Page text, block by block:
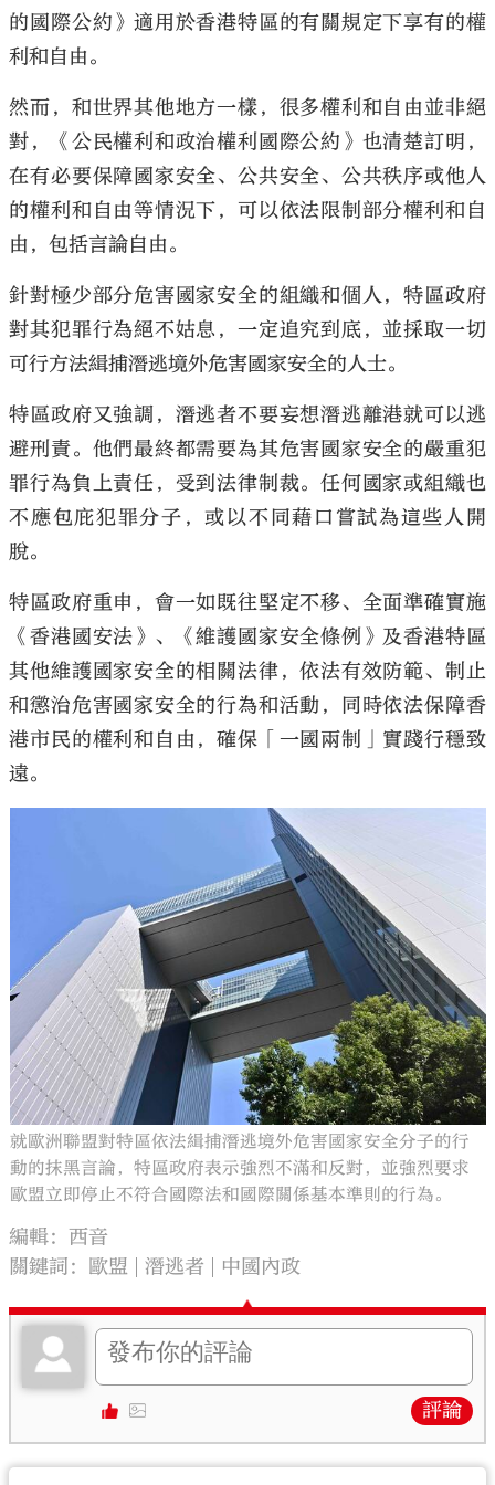
的國際公約》適用於香港特區的有關規定下享有的權
利和自由。
然而，和世界其他地方一樣，很多權利和自由並非絕
對，《公民權利和政治權利國際公約》也清楚訂明，
在有必要保障國家安全、公共安全、公共秩序或他人
的權利和自由等情況下，可以依法限制部分權利和自
由，包括言論自由。
針對極少部分危害國家安全的組織和個人，特區政府
對其犯罪行為絕不姑息，一定追究到底，並採取一切
可行方法緝捕潛逃境外危害國家安全的人士。
特區政府又強調，潛逃者不要妄想潛逃離港就可以逃
避刑責。他們最終都需要為其危害國家安全的嚴重犯
罪行為負上責任，受到法律制裁。任何國家或組織也
不應包庇犯罪分子，或以不同藉口嘗試為這些人開
脫。
特區政府重申，會一如既往堅定不移、全面準確實施
《香港國安法》、《維護國家安全條例》及香港特區
其他維護國家安全的相關法律，依法有效防範、制止
和懲治危害國家安全的行為和活動，同時依法保障香
港市民的權利和自由，確保「一國兩制」實踐行穩致
遠。
就歐洲聯盟對特區依法緝捕潛逃境外危害國家安全分子的行
動的抹黑言論，特區政府表示強烈不滿和反對，並強烈要求
歐盟立即停止不符合國際法和國際關係基本準則的行為。
編輯：西音
關鍵詞： 歐盟 潛逃者 中國內政
評論